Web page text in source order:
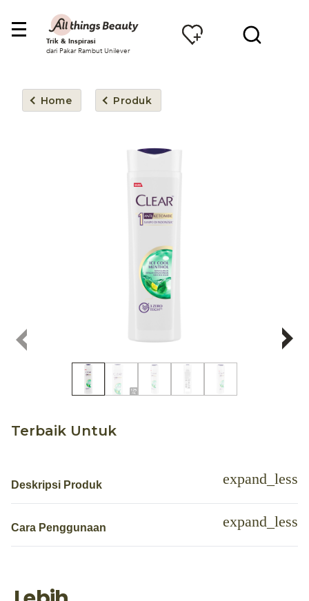
Trik & Inspirasi
dari Pakar Rambut Unilever
Home Produk
Terbaik Untuk
Deskripsi Produk
Cara Penggunaan